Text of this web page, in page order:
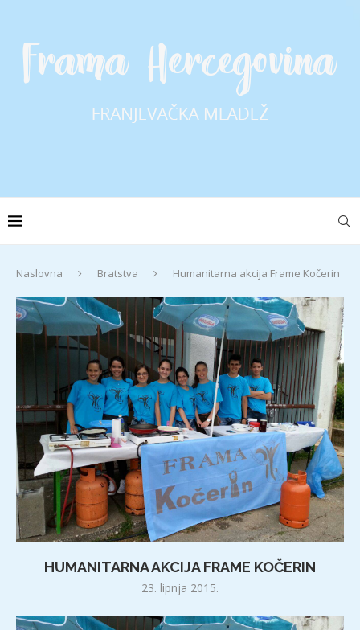
Naslovna Bratstva Humanitarna akcija Frame Kočerin
HUMANITARNA AKCIJA FRAME KOČERIN
23. lipnja 2015.